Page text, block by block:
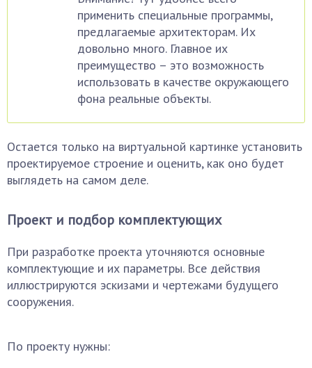
применить специальные программы,
предлагаемые архитекторам. Их
довольно много. Главное их
преимущество – это возможность
использовать в качестве окружающего
фона реальные объекты.
Остается только на виртуальной картинке установить
проектируемое строение и оценить, как оно будет
выглядеть на самом деле.
Проект и подбор комплектующих
При разработке проекта уточняются основные
комплектующие и их параметры. Все действия
иллюстрируются эскизами и чертежами будущего
сооружения.
По проекту нужны: